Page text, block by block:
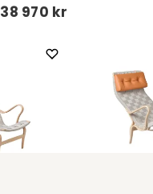
38 970 kr